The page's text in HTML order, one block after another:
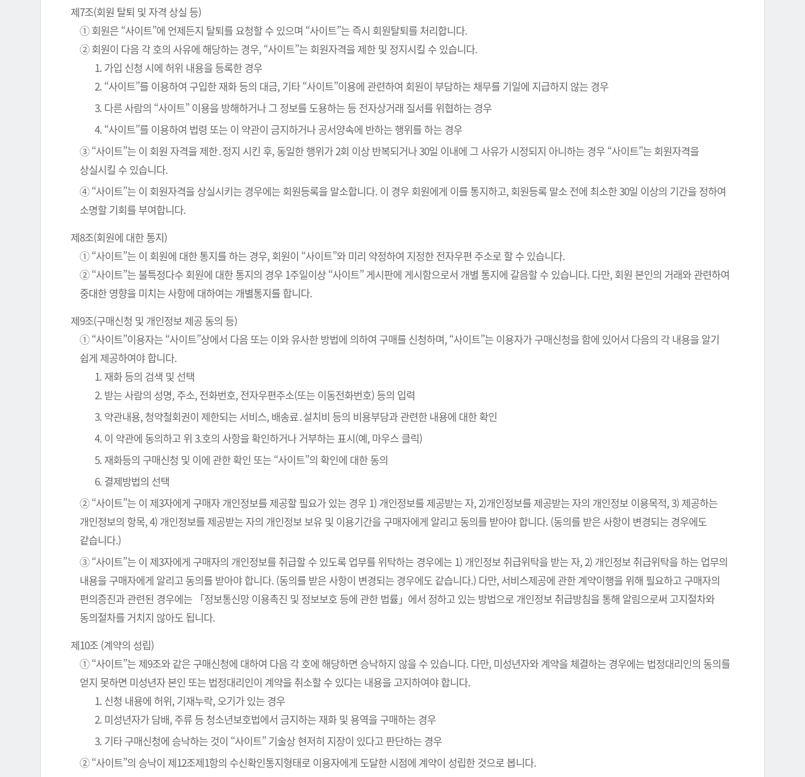
제7조(회원 탈퇴 및 자격 상실 등)
① 회원은 “사이트”에 언제든지 탈퇴를 요청할 수 있으며 “사이트”는 즉시 회원탈퇴를 처리합니다.
② 회원이 다음 각 호의 사유에 해당하는 경우, “사이트”는 회원자격을 제한 및 정지시킬 수 있습니다.
1. 가입 신청 시에 허위 내용을 등록한 경우
2. “사이트”를 이용하여 구입한 재화 등의 대금, 기타 “사이트”이용에 관련하여 회원이 부담하는 채무를 기일에 지급하지 않는 경우
3. 다른 사람의 “사이트” 이용을 방해하거나 그 정보를 도용하는 등 전자상거래 질서를 위협하는 경우
4. “사이트”를 이용하여 법령 또는 이 약관이 금지하거나 공서양속에 반하는 행위를 하는 경우
③ “사이트”는 이 회원 자격을 제한․정지 시킨 후, 동일한 행위가 2회 이상 반복되거나 30일 이내에 그 사유가 시정되지 아니하는 경우 “사이트”는 회원자격을
상실시킬 수 있습니다.
④ “사이트”는 이 회원자격을 상실시키는 경우에는 회원등록을 말소합니다. 이 경우 회원에게 이를 통지하고, 회원등록 말소 전에 최소한 30일 이상의 기간을 정하여
소명할 기회를 부여합니다.
제8조(회원에 대한 통지)
① “사이트”는 이 회원에 대한 통지를 하는 경우, 회원이 “사이트”와 미리 약정하여 지정한 전자우편 주소로 할 수 있습니다.
② “사이트”는 불특정다수 회원에 대한 통지의 경우 1주일이상 “사이트” 게시판에 게시함으로서 개별 통지에 갈음할 수 있습니다. 다만, 회원 본인의 거래와 관련하여
중대한 영향을 미치는 사항에 대하여는 개별통지를 합니다.
제9조(구매신청 및 개인정보 제공 동의 등)
① “사이트”이용자는 “사이트”상에서 다음 또는 이와 유사한 방법에 의하여 구매를 신청하며, “사이트”는 이용자가 구매신청을 함에 있어서 다음의 각 내용을 알기
쉽게 제공하여야 합니다.
1. 재화 등의 검색 및 선택
2. 받는 사람의 성명, 주소, 전화번호, 전자우편주소(또는 이동전화번호) 등의 입력
3. 약관내용, 청약철회권이 제한되는 서비스, 배송료․설치비 등의 비용부담과 관련한 내용에 대한 확인
4. 이 약관에 동의하고 위 3.호의 사항을 확인하거나 거부하는 표시(예, 마우스 클릭)
5. 재화등의 구매신청 및 이에 관한 확인 또는 “사이트”의 확인에 대한 동의
6. 결제방법의 선택
② “사이트”는 이 제3자에게 구매자 개인정보를 제공할 필요가 있는 경우 1) 개인정보를 제공받는 자, 2)개인정보를 제공받는 자의 개인정보 이용목적, 3) 제공하는
개인정보의 항목, 4) 개인정보를 제공받는 자의 개인정보 보유 및 이용기간을 구매자에게 알리고 동의를 받아야 합니다. (동의를 받은 사항이 변경되는 경우에도
같습니다.)
③ “사이트”는 이 제3자에게 구매자의 개인정보를 취급할 수 있도록 업무를 위탁하는 경우에는 1) 개인정보 취급위탁을 받는 자, 2) 개인정보 취급위탁을 하는 업무의
내용을 구매자에게 알리고 동의를 받아야 합니다. (동의를 받은 사항이 변경되는 경우에도 같습니다.) 다만, 서비스제공에 관한 계약이행을 위해 필요하고 구매자의
편의증진과 관련된 경우에는 「정보통신망 이용촉진 및 정보보호 등에 관한 법률」에서 정하고 있는 방법으로 개인정보 취급방침을 통해 알림으로써 고지절차와
동의절차를 거치지 않아도 됩니다.
제10조 (계약의 성립)
① “사이트”는 제9조와 같은 구매신청에 대하여 다음 각 호에 해당하면 승낙하지 않을 수 있습니다. 다만, 미성년자와 계약을 체결하는 경우에는 법정대리인의 동의를
얻지 못하면 미성년자 본인 또는 법정대리인이 계약을 취소할 수 있다는 내용을 고지하여야 합니다.
1. 신청 내용에 허위, 기재누락, 오기가 있는 경우
2. 미성년자가 담배, 주류 등 청소년보호법에서 금지하는 재화 및 용역을 구매하는 경우
3. 기타 구매신청에 승낙하는 것이 “사이트” 기술상 현저히 지장이 있다고 판단하는 경우
② “사이트”의 승낙이 제12조제1항의 수신확인통지형태로 이용자에게 도달한 시점에 계약이 성립한 것으로 봅니다.